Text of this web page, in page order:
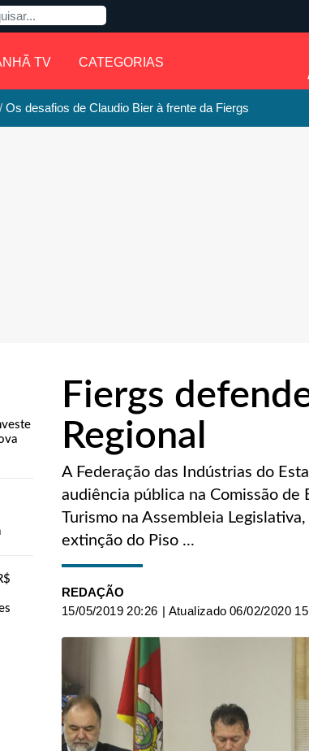
TV CATEGORIAS
Os desafios de Claudio Bier à frente da Fiergs
Fiergs
Regional
A Federação das Indústrias do
audiência pública na Comissão
Turismo na Assembleia
extinção do Piso ...
REDAÇÃO
15/05/2019 20:26 | Atualizado 06/02/2020